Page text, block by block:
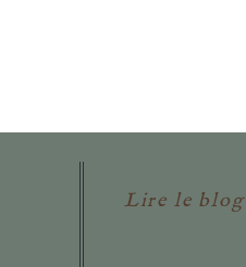
Lire le blog